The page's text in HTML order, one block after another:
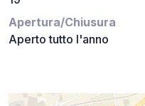
Apertura/Chiusura
Aperto tutto l'anno